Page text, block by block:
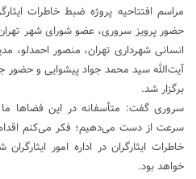
حضور پرویز سروری، عضو شورای شهر
انسانی شهرداری تهران، منصور احمدلو،
آیت‌الله سید محمد جواد پیشوایی و حضور
برگزار شد.
سروری گفت: متأسفانه در این فضاها
سرعت از دست می‌دهیم؛ فکر می‌کنم اقدام
خاطرات ایثارگران در اداره امور
خواهد بود.